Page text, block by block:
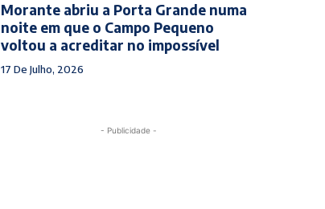
Morante abriu a Porta Grande numa
noite em que o Campo Pequeno
voltou a acreditar no impossível
17 De Julho, 2026
- Publicidade -